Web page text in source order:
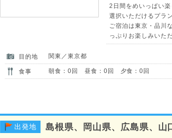
2日間をめいっぱい
選択いただけるプラ
ご宿泊は東京・品川
っぷりお楽しみいた
目的地 関東／東京都
食事 朝食：0回 昼食：0回 夕食：0回
出発地 島根県、岡山県、広島県、山